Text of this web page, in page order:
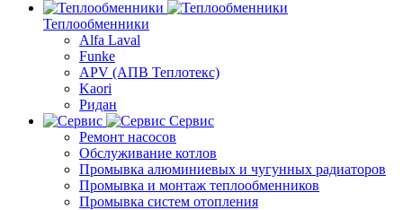
Теплообменники
Alfa Laval
Funke
APV (АПВ Теплотекс)
Kaori
Ридан
Сервис
Ремонт насосов
Обслуживание котлов
Промывка алюминиевых и чугунных радиаторов
Промывка и монтаж теплообменников
Промывка систем отопления